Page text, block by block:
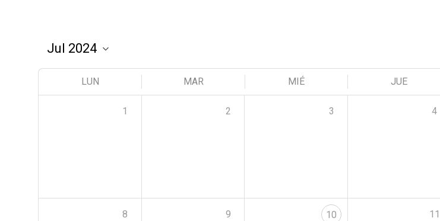
LUN MAR MIÉ JUE
1 2 3 4
8 9 10 11